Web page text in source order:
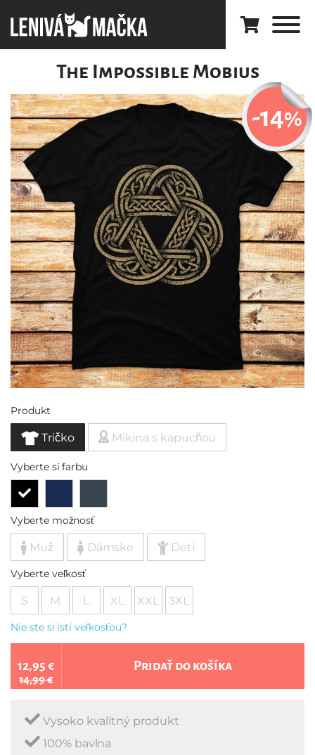
The Impossible Mobius
-14%
Produkt
Tričko Mikina s kapucňou
Vyberte si farbu
Vyberte možnosť
Muž Dámske Deti
Vyberte veľkosť
S M L XL XXL 3XL
Nie ste si istí veľkosťou?
12,95 €
14,99 €
Pridať do košíka
Vysoko kvalitný produkt
100% bavlna